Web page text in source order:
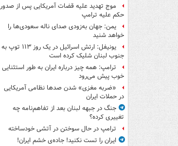
موج تهدید علیه قضات آمریکایی پس از صدور
حکم علیه ترامپ
یمن: جهان به‌زودی صدای ناله سعودی‌ها را
خواهد شنید
یونیفل: ارتش اسرائیل در یک روز ۱۱۳ توپ به
جنوب لبنان شلیک کرده است
ترامپ: همه چیز درباره ایران به طور استثنایی
خوب پیش می‌رود
«ضربه مغزی» شدن صدها نظامی آمریکایی
در حملات ایران
جنگ در جبهه لبنان بعد از تفاهم‌نامه چه
تغییری کرده؟
ترامپ در حال سوختن در آتشی خودساخته
ایران را تست نکنید! جاده‌ی خشم ایران!